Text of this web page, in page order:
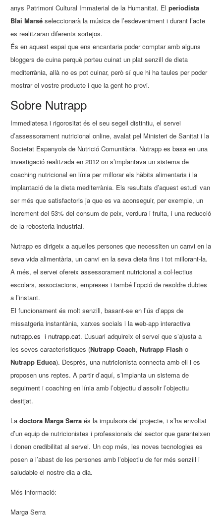
anys Patrimoni Cultural Immaterial de la Humanitat. Elperiodista
Blai Marsé seleccionarà la música de l’esdeveniment i durant l’acte
es realitzaran diferents sortejos.
És en aquest espai que ens encantaria poder comptar amb alguns
bloggers de cuina perquè porteu cuinat un plat senzill de dieta
mediterrània, allà no es pot cuinar, però sí que hi ha taules per poder
mostrar el vostre producte i que la gent ho provi.
Sobre Nutrapp
Immediatesa i rigorositat és el seu segell distintiu, el servei
d’assessorament nutricional online, avalat pel Ministeri de Sanitat i la
Societat Espanyola de Nutrició Comunitària. Nutrapp es basa en una
investigació realitzada en 2012 on s’implantava un sistema de
coaching nutricional en línia per millorar els hàbits alimentaris i la
implantació de la dieta mediterrània. Els resultats d’aquest estudi van
ser més que satisfactoris ja que es va aconseguir, per exemple, un
increment del 53% del consum de peix, verdura i fruita, i una reducció
de la rebosteria industrial.
Nutrapp es dirigeix ​​a aquelles persones que necessiten un canvi en la
seva vida alimentària, un canvi en la seva dieta fins i tot millorant-la.
A més, el servei ofereix assessorament nutricional a col·lectius
escolars, associacions, empreses i també l’opció de resoldre dubtes
a l’instant.
El funcionament és molt senzill, basant-se en l’ús d’apps de
missatgeria instantània, xarxes socials i la web-app interactiva
nutrapp.es i nutrapp.cat. L’usuari adquireix el servei que s’ajusta a
les seves característiques (Nutrapp Coach,Nutrapp Flash o
Nutrapp Educa). Després, una nutricionista connecta amb ell i es
proposen uns reptes. A partir d’aquí, s’implanta un sistema de
seguiment i coaching en línia amb l’objectiu d’assolir l’objectiu
desitjat.
Ladoctora Marga Serra és la impulsora del projecte, i s’ha envoltat
d’un equip de nutricionistes i professionals del sector que garanteixen
i donen credibilitat al servei. Un cop més, les noves tecnologies es
posen a l’abast de les persones amb l’objectiu de fer més senzill i
saludable el nostre dia a dia.
Més informació:
Marga Serra